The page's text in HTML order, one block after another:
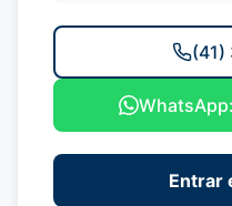
(41)
Entrar